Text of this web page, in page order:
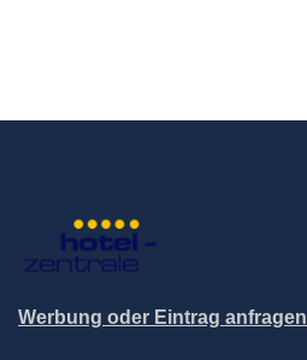
Werbung oder Eintrag anfragen